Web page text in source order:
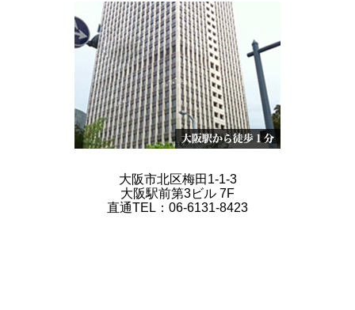
大阪市北区梅田1-1-3
大阪駅前第3ビル 7F
直通TEL：06-6131-8423